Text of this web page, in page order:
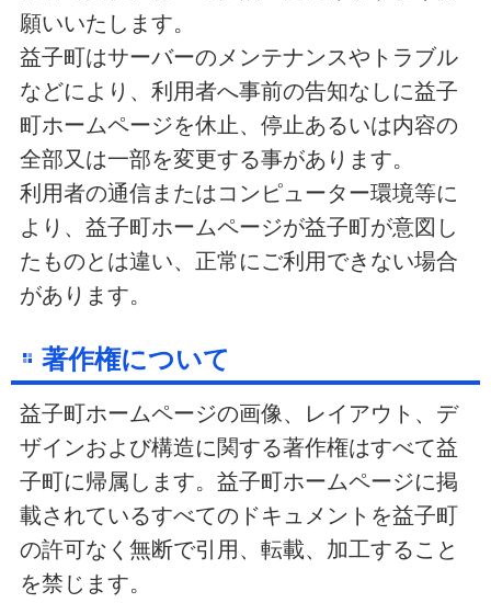
願いいたします。
益子町はサーバーのメンテナンスやトラブル
などにより、利用者へ事前の告知なしに益子
町ホームページを休止、停止あるいは内容の
全部又は一部を変更する事があります。
利用者の通信またはコンピューター環境等に
より、益子町ホームページが益子町が意図し
たものとは違い、正常にご利用できない場合
があります。
著作権について
益子町ホームページの画像、レイアウト、デ
ザインおよび構造に関する著作権はすべて益
子町に帰属します。益子町ホームページに掲
載されているすべてのドキュメントを益子町
の許可なく無断で引用、転載、加工すること
を禁じます。